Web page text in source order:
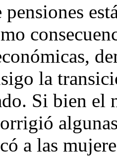
pensiones
la
Si bien el
a las